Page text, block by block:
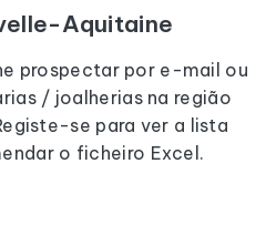
Aquitaine
prospectar por e-mail ou
/ joalherias na região
se para ver a lista
o ficheiro Excel.